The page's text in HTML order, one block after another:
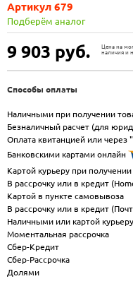
9 903 руб.
Цена на
наличия и
Артикул 679
Подберём аналог
Способы оплаты
Наличными при получении
Безналичный расчет (для
Оплата квитанцией или через
Банковскими картами онлайн
Картой курьеру при получении
В рассрочку или в кредит
Картой в пункте самовывоза
В рассрочку или в кредит
Наличными или картой курьеру
Моментальная рассрочка
Сбер-Кредит
Сбер-Рассрочка
Долями